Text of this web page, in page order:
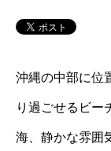
沖縄の中部に位
り過ごせるビー
海、静かな雰囲